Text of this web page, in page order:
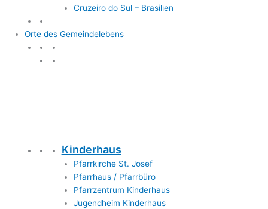
Cruzeiro do Sul – Brasilien
Orte des Gemeindelebens
Kinderhaus
Pfarrkirche St. Josef
Pfarrhaus / Pfarrbüro
Pfarrzentrum Kinderhaus
Jugendheim Kinderhaus